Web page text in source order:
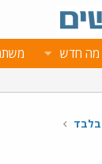
מה חדש
בלבד